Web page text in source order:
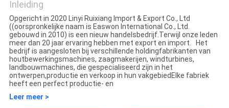
CITAAT
SITEMAP
PRIVACY
POLICY
Linyi Ruixiang Import &
Export Co., Ltd.
Inleiding
Opgericht in 2020 Linyi Ruixiang Import & Export Co., Ltd
((oorspronkelijke naam is Easwon International Co., Ltd.
gebouwd in 2010) is een nieuw handelsbedrijf.Terwijl onze leden
meer dan 20 jaar ervaring hebben met export en import. Het
bedrijf is aangesloten bij verschillende holdingfabrikanten van
houtbewerkingsmachines, zaagmakerijen, windturbines,
landbouwmachines, die gespecialiseerd zijn in het
ontwerpen,productie en verkoop in hun vakgebiedElke fabriek
heeft een perfect productie- en
Leer meer >